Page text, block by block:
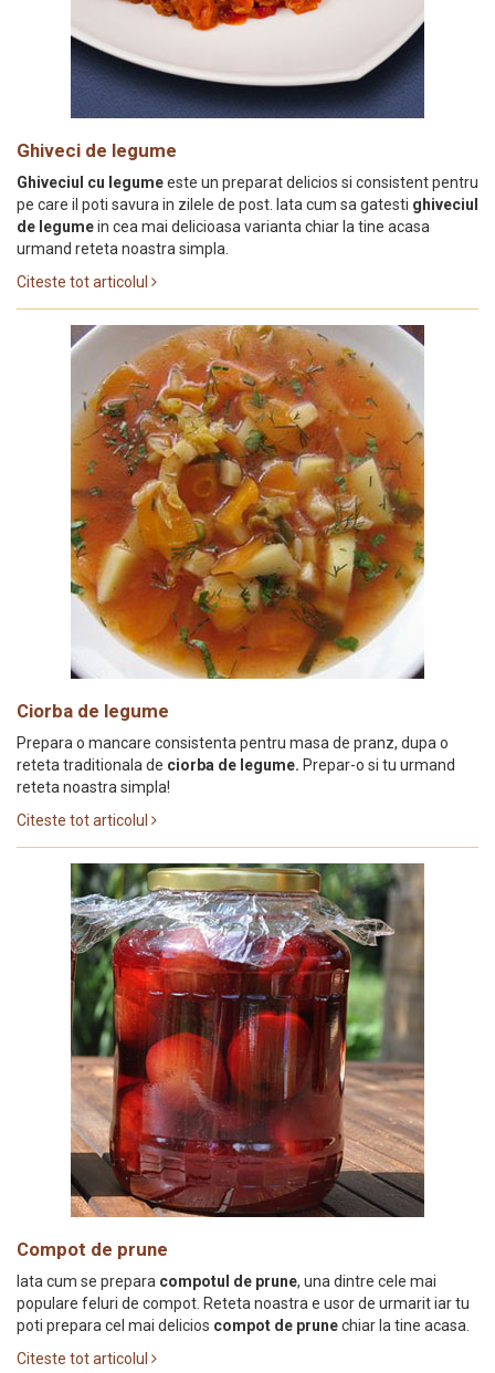
Ghiveci de legume
Ghiveciul cu legumeeste un preparat delicios si consistent pentru
pe care il poti savura in zilele de post. Iata cum sa gatesti ghiveciul
de legumein cea mai delicioasa varianta chiar la tine acasa
urmand reteta noastra simpla.
Citeste tot articolul
Ciorba de legume
Prepara o mancare consistenta pentru masa de pranz, dupa o
reteta traditionala de ciorba de legume. Prepar-o si tu urmand
reteta noastra simpla!
Citeste tot articolul
Compot de prune
Iata cum se prepara compotul de prune, una dintre cele mai
populare feluri de compot. Reteta noastra e usor de urmarit iar tu
poti prepara cel mai delicios compot de prunechiar la tine acasa.
Citeste tot articolul